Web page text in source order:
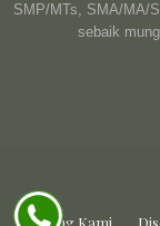
SMP/MTs, SMA/MA/
sebaik